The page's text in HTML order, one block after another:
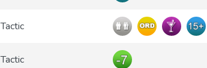
Tactic
Tactic